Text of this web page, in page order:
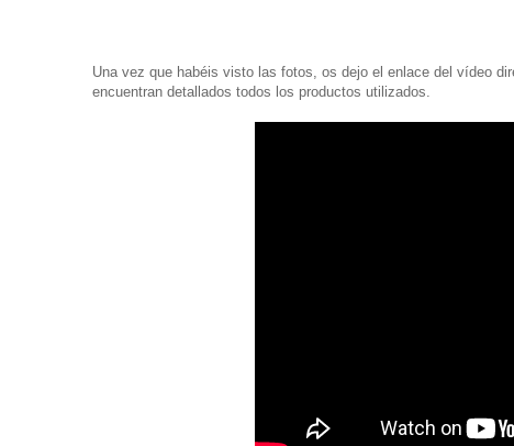
Una vez que habéis visto las fotos, os dejo el enlace del vídeo
encuentran detallados todos los productos utilizados.